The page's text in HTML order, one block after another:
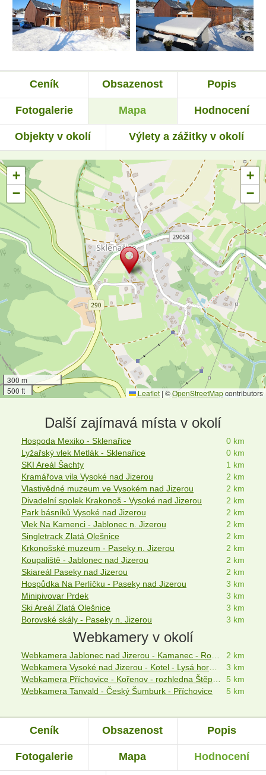
Ceník Obsazenost Popis
Fotogalerie Mapa Hodnocení
Objekty v okolí Výlety a zážitky v okolí
+
−
+
−
300 m
500 ft
Leaflet | ©OpenStreetMapcontributors
Další zajímavá místa v okolí
Hospoda Mexiko - Sklenařice
0 km
Lyžařský vlek Metlák - Sklenařice
0 km
SKI Areál Šachty
1 km
Kramářova vila Vysoké nad Jizerou
2 km
Vlastivědné muzeum ve Vysokém nad Jizerou
2 km
Divadelní spolek Krakonoš - Vysoké nad Jizerou
2 km
Park básníků Vysoké nad Jizerou
2 km
Vlek Na Kamenci - Jablonec n. Jizerou
2 km
Singletrack Zlatá Olešnice
2 km
Krkonošské muzeum - Paseky n. Jizerou
2 km
Koupaliště - Jablonec nad Jizerou
2 km
Skiareál Paseky nad Jizerou
2 km
Hospůdka Na Perlíčku - Paseky nad Jizerou
3 km
Minipivovar Prdek
3 km
Ski Areál Zlatá Olešnice
3 km
Borovské skály - Paseky n. Jizerou
3 km
Webkamery v okolí
Webkamera Jablonec nad Jizerou - Kamanec - Rokytnice nad Jizerou
2 km
Webkamera Vysoké nad Jizerou - Kotel - Lysá hora - Dvoračky
3 km
Webkamera Příchovice - Kořenov - rozhledna Štěpánka
5 km
Webkamera Tanvald - Český Šumburk - Příchovice
5 km
Ceník Obsazenost Popis
Fotogalerie Mapa Hodnocení